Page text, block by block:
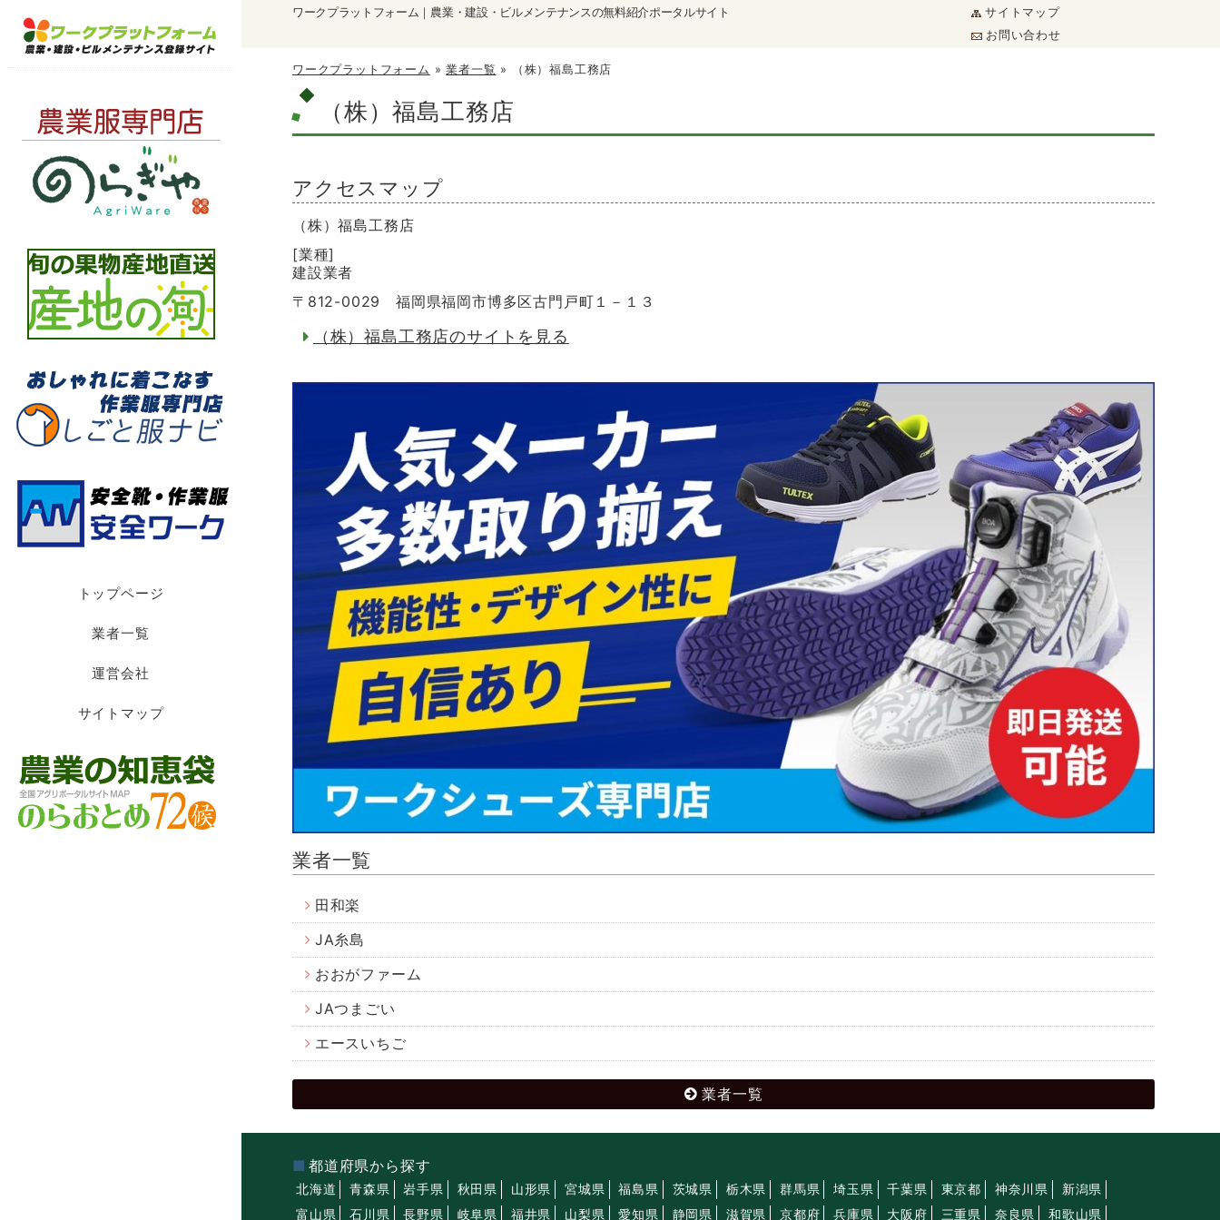
ワークプラットフォーム｜農業・建設・ビルメンテナンスの無料紹介ポータルサイト
サイトマップ
お問い合わせ
トップページ
業者一覧
運営会社
サイトマップ
ワークプラットフォーム »業者一覧 » （株）福島工務店
（株）福島工務店
アクセスマップ
（株）福島工務店
[業種]
建設業者
〒812-0029 福岡県福岡市博多区古門戸町１－１３
（株）福島工務店のサイトを見る
業者一覧
田和楽
JA糸島
おおがファーム
JAつまごい
エースいちご
業者一覧
都道府県から探す
北海道 青森県 岩手県 秋田県 山形県 宮城県 福島県 茨城県 栃木県 群馬県 埼玉県 千葉県 東京都 神奈川県
新潟県
富山県
石川県 長野県 岐阜県 福井県 山梨県 愛知県 静岡県 滋賀県 京都府 兵庫県 大阪府 三重県 奈良県 和歌山県